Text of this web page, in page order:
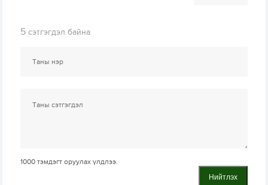
5 сэтгэгдэл байна
1000 тэмдэгт оруулах үлдлээ.
Нийтлэх